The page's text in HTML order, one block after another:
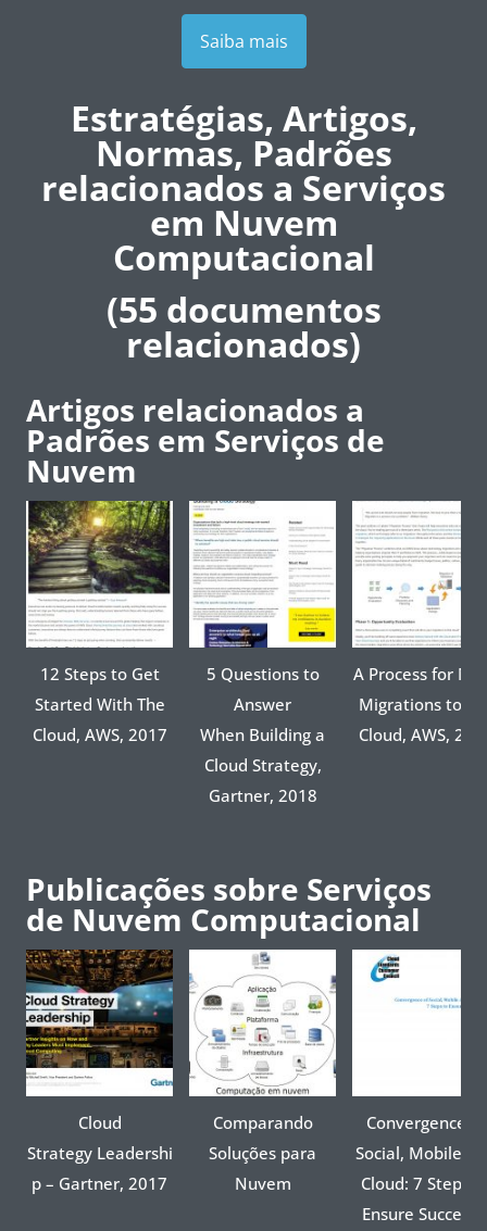
Saiba mais
Estratégias, Artigos,
Normas, Padrões
relacionados a Serviços
em Nuvem
Computacional
(55 documentos
relacionados)
Artigos relacionados a
Padrões em Serviços de
Nuvem
12 Steps to Get
Started With The
Cloud, AWS, 2017
5 Questions to
Answer
When Building a
Cloud Strategy,
Gartner, 2018
A Process for
Migrations to
Cloud, AWS,
Publicações sobre Serviços
de Nuvem Computacional
Cloud
Strategy Leadershi
p – Gartner, 2017
Comparando
Soluções para
Nuvem
Convergence of
Social, Mobile
Cloud: 7 Steps
Ensure Success